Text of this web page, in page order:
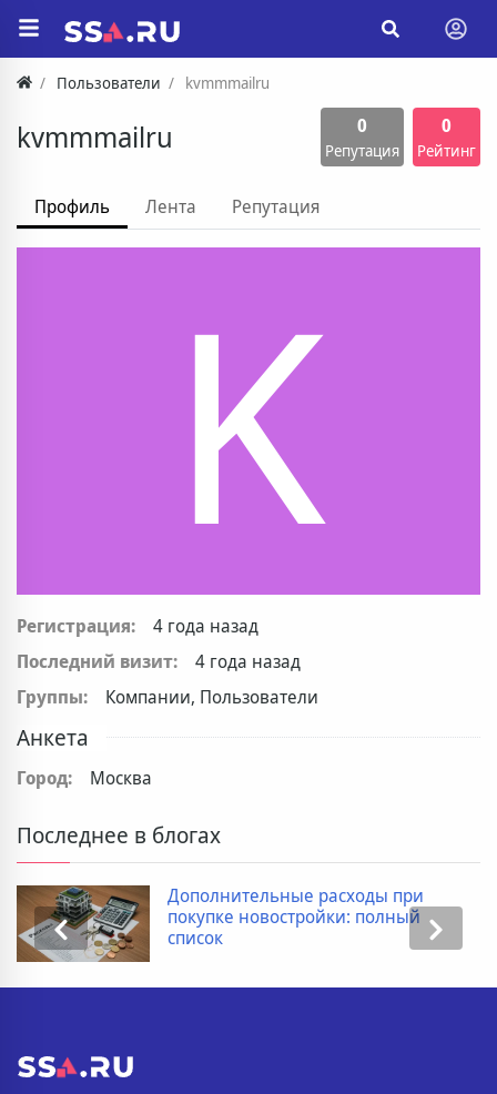
Пользователи kvmmmailru
kvmmmailru 0
Репутация
0
Рейтинг
Профиль Лента Репутация
K
Регистрация:
4 года назад
Последний визит:
4 года назад
Группы:
Компании, Пользователи
Анкета
Город: Москва
Последнее в блогах
Дополнительные расходы при
покупке новостройки: полный
список